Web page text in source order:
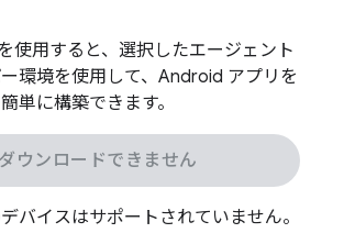
使用すると、選択したエージェント
環境を使用して、Android アプリを
単に構築できます。
ダウンロードできません
バイスはサポートされていません。